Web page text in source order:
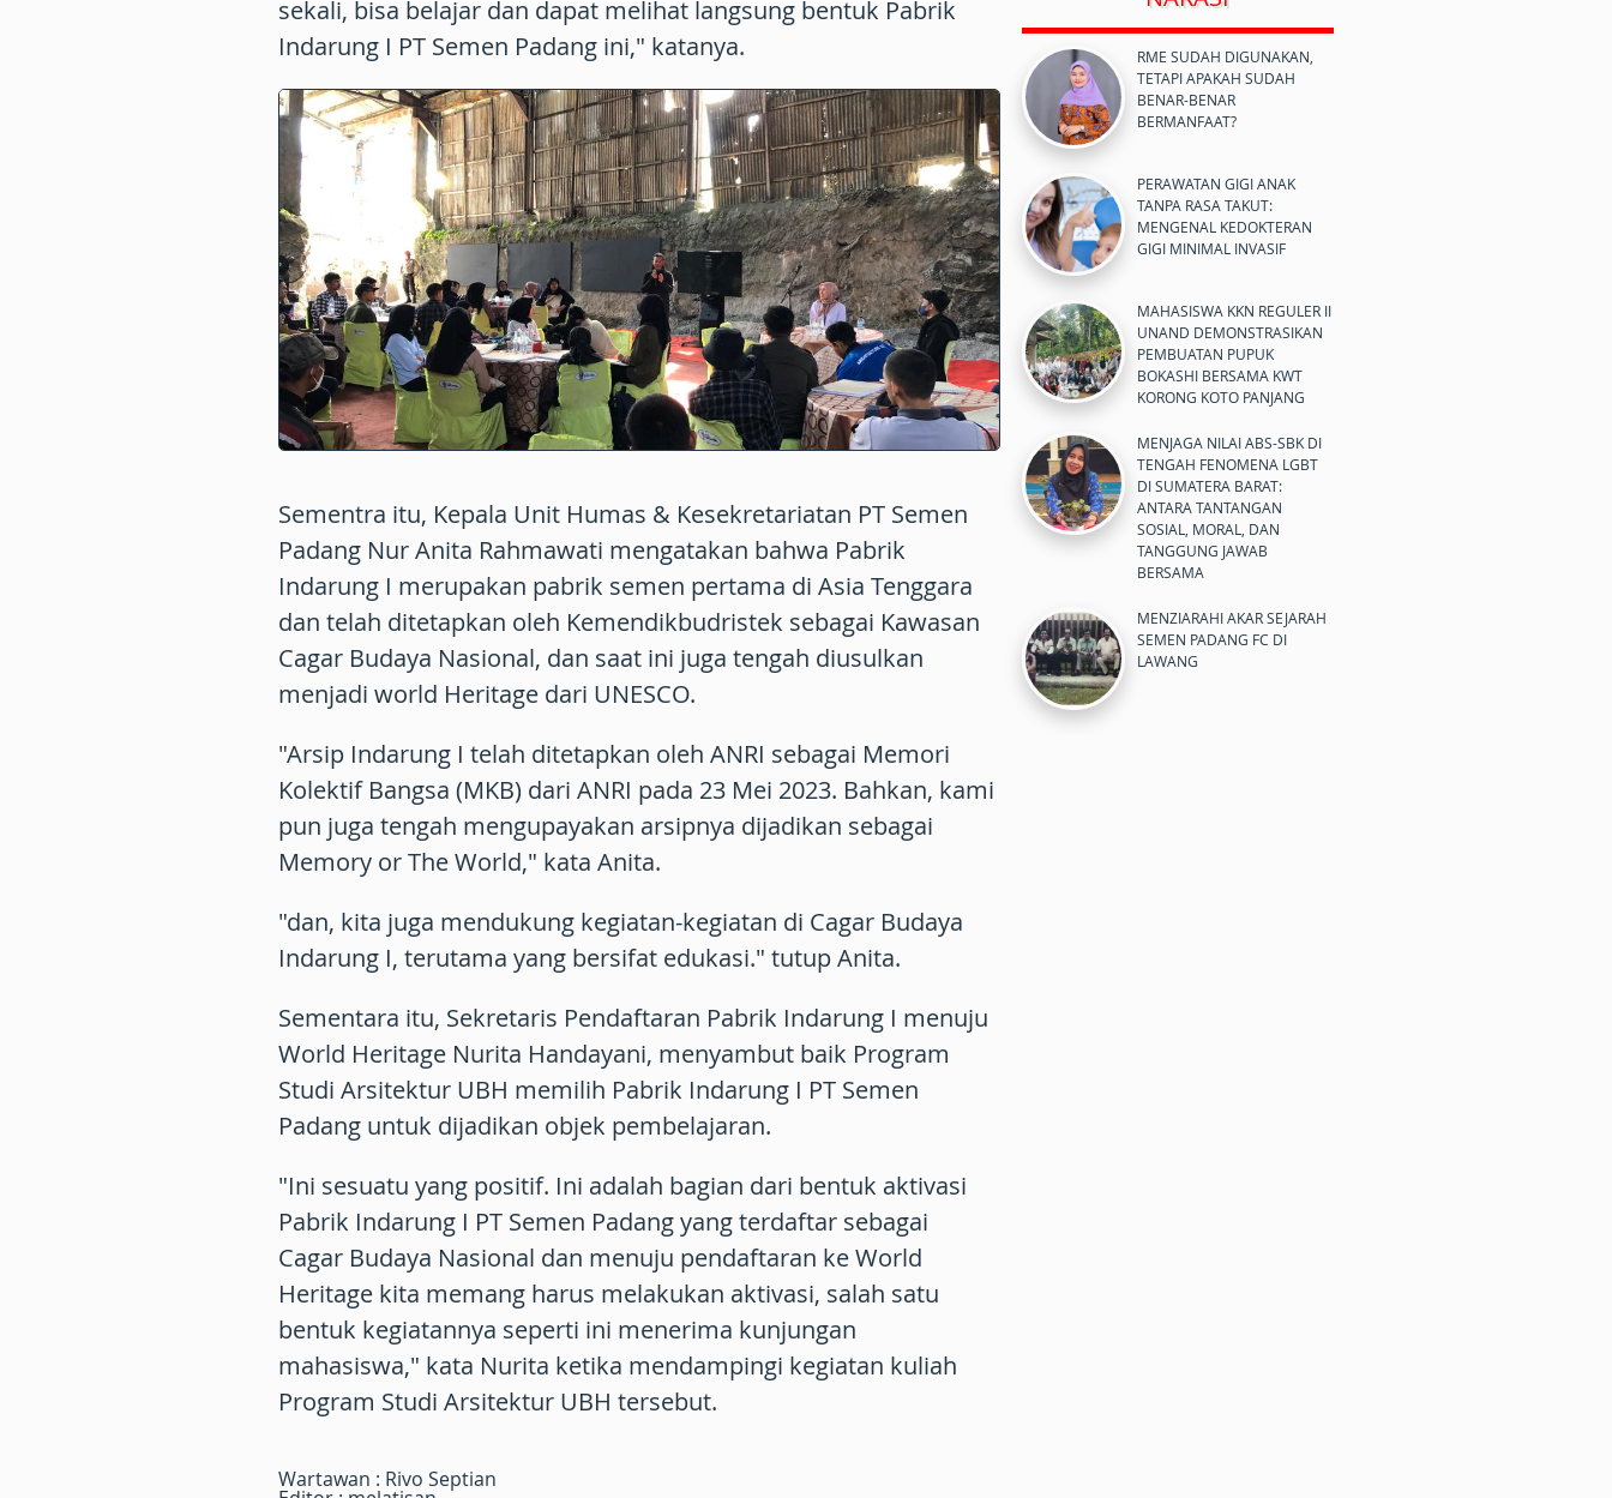
sekali, bisa belajar dan dapat melihat langsung bentuk Pabrik
Indarung I PT Semen Padang ini," katanya.
Sementra itu, Kepala Unit Humas & Kesekretariatan PT Semen
Padang Nur Anita Rahmawati mengatakan bahwa Pabrik
Indarung I merupakan pabrik semen pertama di Asia Tenggara
dan telah ditetapkan oleh Kemendikbudristek sebagai Kawasan
Cagar Budaya Nasional, dan saat ini juga tengah diusulkan
menjadi world Heritage dari UNESCO.
"Arsip Indarung I telah ditetapkan oleh ANRI sebagai Memori
Kolektif Bangsa (MKB) dari ANRI pada 23 Mei 2023. Bahkan, kami
pun juga tengah mengupayakan arsipnya dijadikan sebagai
Memory or The World," kata Anita.
"dan, kita juga mendukung kegiatan-kegiatan di Cagar Budaya
Indarung I, terutama yang bersifat edukasi." tutup Anita.
Sementara itu, Sekretaris Pendaftaran Pabrik Indarung I menuju
World Heritage Nurita Handayani, menyambut baik Program
Studi Arsitektur UBH memilih Pabrik Indarung I PT Semen
Padang untuk dijadikan objek pembelajaran.
"Ini sesuatu yang positif. Ini adalah bagian dari bentuk aktivasi
Pabrik Indarung I PT Semen Padang yang terdaftar sebagai
Cagar Budaya Nasional dan menuju pendaftaran ke World
Heritage kita memang harus melakukan aktivasi, salah satu
bentuk kegiatannya seperti ini menerima kunjungan
mahasiswa," kata Nurita ketika mendampingi kegiatan kuliah
Program Studi Arsitektur UBH tersebut.
Wartawan : Rivo Septian
RME SUDAH DIGUNAKAN,
TETAPI APAKAH SUDAH
BENAR-BENAR
BERMANFAAT?
PERAWATAN GIGI ANAK
TANPA RASA TAKUT:
MENGENAL KEDOKTERAN
GIGI MINIMAL INVASIF
MAHASISWA KKN REGULER II
UNAND DEMONSTRASIKAN
PEMBUATAN PUPUK
BOKASHI BERSAMA KWT
KORONG KOTO PANJANG
MENJAGA NILAI ABS-SBK DI
TENGAH FENOMENA LGBT
DI SUMATERA BARAT:
ANTARA TANTANGAN
SOSIAL, MORAL, DAN
TANGGUNG JAWAB
BERSAMA
MENZIARAHI AKAR SEJARAH
SEMEN PADANG FC DI
LAWANG